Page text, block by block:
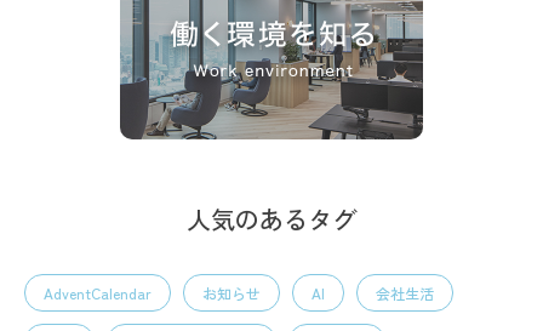
人気のあるタグ
AdventCalendar お知らせ AI 会社生活